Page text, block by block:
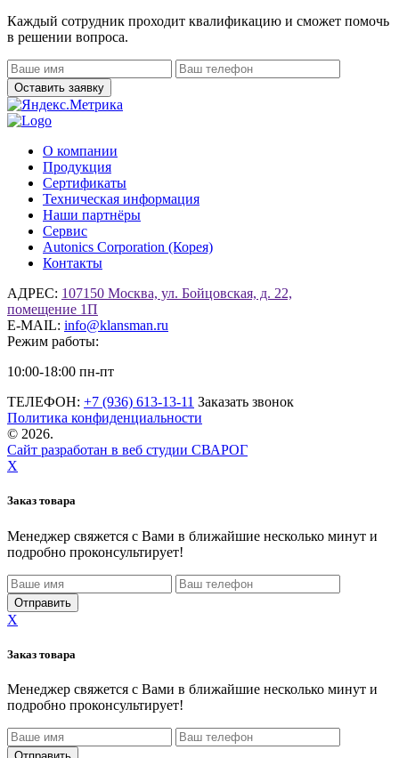
Каждый сотрудник проходит квалификацию и сможет помочь
в решении вопроса.
О компании
Продукция
Сертификаты
Техническая информация
Наши партнёры
Сервис
Autonics Corporation (Корея)
Контакты
АДРЕС: 107150 Москва, ул. Бойцовская, д. 22,
помещение 1П
E-MAIL: info@klansman.ru
Режим работы:
10:00-18:00 пн-пт
ТЕЛЕФОН: +7 (936) 613-13-11 Заказать звонок
Политика конфиденциальности
© 2026.
Сайт разработан в веб студии СВАРОГ
X
Заказ товара
Менеджер свяжется с Вами в ближайшие несколько минут и
подробно проконсультирует!
X
Заказ товара
Менеджер свяжется с Вами в ближайшие несколько минут и
подробно проконсультирует!